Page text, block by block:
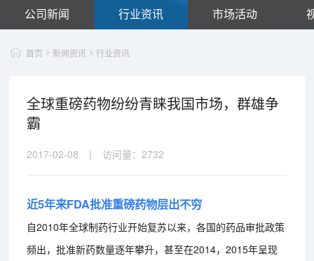
公司新闻 行业资讯 市场活动
首页 新闻资讯 行业资讯
全球重磅药物纷纷青睐我国市场，群雄争
霸
2017-02-08 | 访问量： 2732
近5年来FDA批准重磅药物层出不穷
自2010年全球制药行业开始复苏以来，各国的药品审批政策
频出，批准新药数量逐年攀升，甚至在2014，2015年呈现